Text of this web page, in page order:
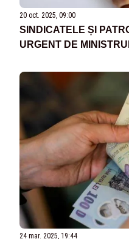
20 oct. 2025, 09:00
SINDICATELE ȘI
URGENT DE
24 mar. 2025, 19:44